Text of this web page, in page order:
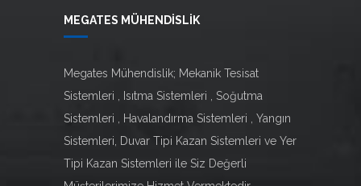
MEGATES MÜHENDİSLİK
Megates Mühendislik; Mekanik Tesisat
Sistemleri , Isıtma Sistemleri , Soğutma
Sistemleri , Havalandırma Sistemleri , Yangın
Sistemleri, Duvar Tipi Kazan Sistemleri ve Yer
Tipi Kazan Sistemleri ile Siz Değerli